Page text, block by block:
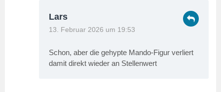
Lars
13. Februar 2026 um 19:53
Schon, aber die gehypte Mando-Figur verliert
damit direkt wieder an Stellenwert